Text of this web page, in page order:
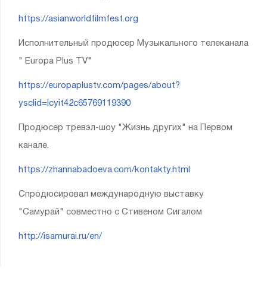
https://asianworldfilmfest.org
Исполнительный продюсер Музыкального телеканала
" Europa Plus TV"
https://europaplustv.com/pages/about?
ysclid=lcyit42c65769119390
Продюсер тревэл-шоу "Жизнь других" на Первом
канале.
https://zhannabadoeva.com/kontakty.html
Спродюсировал международную выставку
"Самурай" совместно с Стивеном Сигалом
http://isamurai.ru/en/